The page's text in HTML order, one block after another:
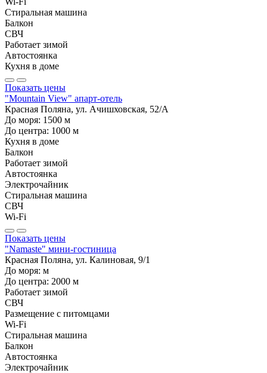
Стиральная машина
Балкон
СВЧ
Работает зимой
Автостоянка
Кухня в доме
Показать цены
"Mountain View" апарт-отель
Красная Поляна, ул. Ачишховская, 52/А
До моря: 1500 м
До центра: 1000 м
Кухня в доме
Балкон
Работает зимой
Автостоянка
Электрочайник
Стиральная машина
СВЧ
Wi-Fi
Показать цены
"Namaste" мини-гостиница
Красная Поляна, ул. Калиновая, 9/1
До моря: м
До центра: 2000 м
Работает зимой
СВЧ
Размещение с питомцами
Wi-Fi
Стиральная машина
Балкон
Автостоянка
Электрочайник